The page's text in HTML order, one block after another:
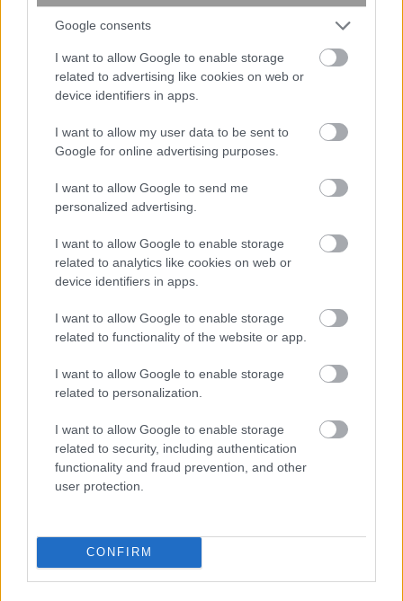
Google consents
I want to allow Google to enable storage
related to advertising like cookies on web or
device identifiers in apps.
I want to allow my user data to be sent to
Google for online advertising purposes.
I want to allow Google to send me
personalized advertising.
I want to allow Google to enable storage
related to analytics like cookies on web or
device identifiers in apps.
I want to allow Google to enable storage
related to functionality of the website or app.
I want to allow Google to enable storage
related to personalization.
I want to allow Google to enable storage
related to security, including authentication
functionality and fraud prevention, and other
user protection.
CONFIRM
Επίθεση στην αλυσίδα εφοδιασμού
του npm: Παραβιάστηκε το δημοφιλές
πακέτο Keyv με 127 εκατ.
εβδομαδιαίες λήψεις
ελληνική μυθολογία; Μπορείς να
απαντήσεις σωστά και στις 3